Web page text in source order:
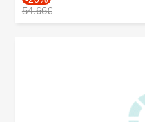
54.66€